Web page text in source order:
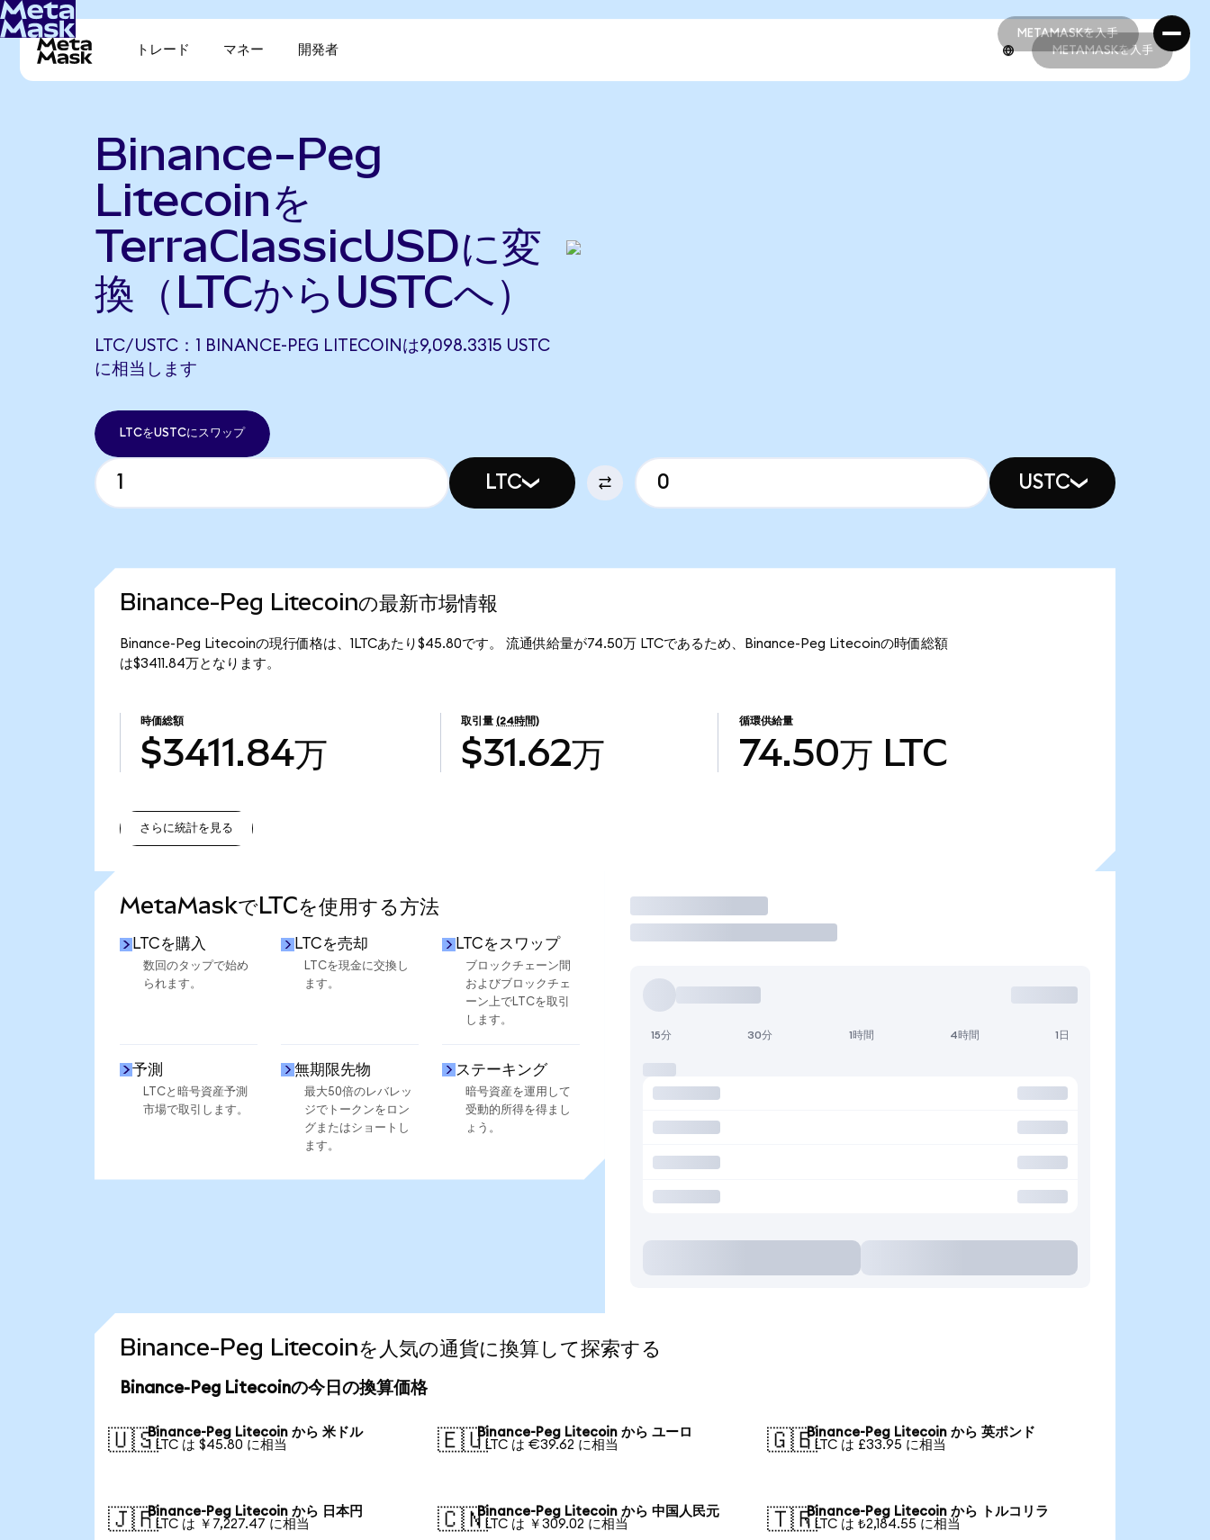
METAMASKを入手
METAMASKを入手
トレード マネー 開発者 METAMASKを入手
Binance-Peg
Litecoinを
TerraClassicUSDに変
換（LTCからUSTCへ）
LTC/USTC：1 BINANCE-PEG LITECOINは9,098.3315 USTC
に相当します
LTCをUSTCにスワップ
LTC USTC
Binance-Peg Litecoinの最新市場情報
Binance-Peg Litecoinの現行価格は、1LTCあたり$45.80です。 流通供給量が74.50万 LTCであるため、Binance-Peg Litecoinの時価総額
は$3411.84万となります。
時価総額
$3411.84万
取引量 (24時間)
$31.62万
循環供給量
74.50万 LTC
さらに統計を見る
MetaMaskでLTCを使用する方法
LTCを購入
数回のタップで始め
られます。
LTCを売却
LTCを現金に交換し
ます。
LTCをスワップ
ブロックチェーン間
およびブロックチェ
ーン上でLTCを取引
します。
予測
LTCと暗号資産予測
市場で取引します。
無期限先物
最大50倍のレバレッ
ジでトークンをロン
グまたはショートし
ます。
ステーキング
暗号資産を運用して
受動的所得を得まし
ょう。
取引
15分 30分 1時間 4時間 1日
Binance-Peg Litecoinを人気の通貨に換算して探索する
Binance-Peg Litecoinの今日の換算価格
🇺🇸Binance-Peg Litecoin から 米ドル
1 LTC は $45.80 に相当
🇪🇺Binance-Peg Litecoin から ユーロ
1 LTC は €39.62 に相当
🇬🇧Binance-Peg Litecoin から 英ポンド
1 LTC は £33.95 に相当
🇯🇵Binance-Peg Litecoin から 日本円
1 LTC は ￥7,227.47 に相当
🇨🇳Binance-Peg Litecoin から 中国人民元
1 LTC は ￥309.02 に相当
🇹🇷Binance-Peg Litecoin から トルコリラ
1 LTC は ₺2,184.55 に相当